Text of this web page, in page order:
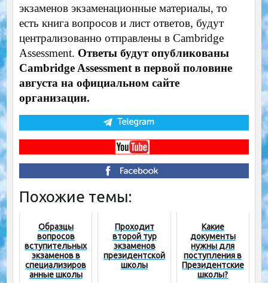
экзаменов экзаменационные материалы, то
есть книга вопросов и лист ответов, будут
централизованно отправлены в Cambridge
Assessment. Ответы будут опубликованы
Cambridge Assessment в первой половине
августа на официальном сайте
организации.
Похожие темы:
Образцы
вопросов
вступительных
экзаменов в
специализиров
анные школы
Проходит
второй тур
экзаменов
президентской
школы
Какие
документы
нужны для
поступления в
Президентские
школы?